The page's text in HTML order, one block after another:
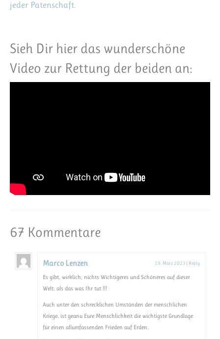
jeder Patenschaft.
Sieh Dir hier das wunderschöne
Video zur Rettung der beiden an:
67 Kommentare
Marco Lenzen 19. März 2023 | Reply
Es gibt, wirklich, nichts Wichtigeres und Schöneres auf dieser
Welt, als das was Ihr tut !!!
Auch unter den schrecklichen Umständen der menschlichen
Kriege, ist geanu Eure Menschlichkeit die wichtigste Grundlage
für einen allumfassenden Frieden auf Erden.